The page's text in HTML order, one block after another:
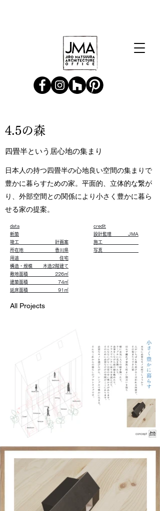
4.5の森
​四畳半という居心地の集まり
日本人の持つ四畳半の心地良い空間の集まりで
豊かに暮らすための家。平面的、立体的な繋が
り、外部空間との関係により小さく豊かに暮ら
せる家の提案。
data
新築
竣工 計画案
所在地 香川県
用途 住宅
構造・規模 木造2階建て
​敷地面積 226㎡
建築面積 74㎡
延床面積 91㎡
credit
設計監理 JMA
施工
写真
All Projects